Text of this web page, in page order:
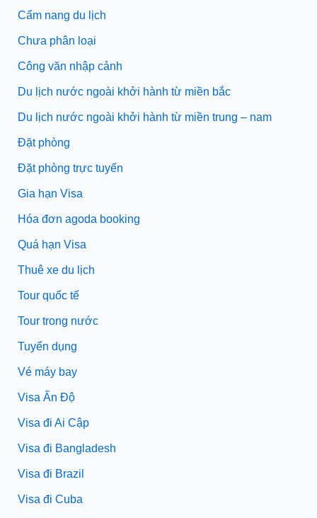
Cẩm nang du lịch
Chưa phân loại
Công văn nhập cảnh
Du lịch nước ngoài khởi hành từ miền bắc
Du lịch nước ngoài khởi hành từ miền trung – nam
Đặt phòng
Đặt phòng trực tuyến
Gia hạn Visa
Hóa đơn agoda booking
Quá hạn Visa
Thuê xe du lịch
Tour quốc tế
Tour trong nước
Tuyển dụng
Vé máy bay
Visa Ấn Độ
Visa đi Ai Cập
Visa đi Bangladesh
Visa đi Brazil
Visa đi Cuba